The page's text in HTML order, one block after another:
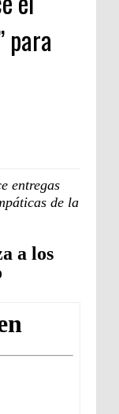
para
entregas
de la
a los